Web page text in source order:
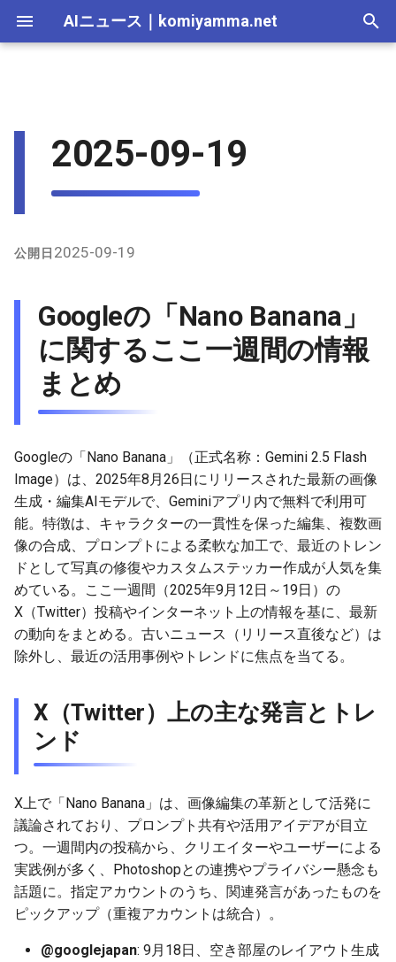
AIニュース komiyamma.net
a
l
e
a
h
2026-07-16
2026-07-12
2026-07-09
2026-07-08
2026-07-07
2026-07-06
2026-07-05
2026-07-03
2026-07-01
2026-06-30
2026-06-29
2026-06-28
AI 総合｜2025年 2025-12-30
2025-12-26
2025-12-23
2025-12-22
2025-12-21
2025-12-20
2025-12-19
2025-12-17
2025-12-15
2025-12-14
2025-12-13
2025-12-12
2026-07-16
2026-07-12
2026-07-09
2026-07-08
2026-07-07
2026-07-06
2026-07-05
2026-07-03
2026-07-01
2026-06-30
2026-06-29
2026-06-28
生成AI｜2025年 2025-12-30
2025-12-26
2025-12-23
2025-12-22
2025-12-21
2025-12-20
2025-12-19
2025-12-17
2025-12-15
2025-12-14
2025-12-13
2025-12-12
2026-07-05
2026-05-31
2026-05-10
2026-05-03
2026-04-26
2026-04-19
2026-04-15
2026-07-10
2026-06-12
2026-07-05
2026-06-07
2026-05-17
2026-05-10
2026-05-03
2026-04-26
2026-04-19
2026-04-05
2026-03-22
2026-03-15
2026-03-08
2026-03-01
エディタ－｜2025年 2025-12-21
2025-11-30
2025-11-09
2025-11-02
2025-10-26
2025-10-19
2025-10-12
2025-10-02
2025-09-24
2025-09-21
2025-09-19
2026-07-05
2026-06-07
2026-05-17
2026-05-10
2026-05-03
2026-04-26
2026-04-19
2026-04-05
2026-03-22
2026-03-15
2026-03-08
2026-03-01
2026-07-05
2026-06-07
2026-05-17
2026-05-10
2026-05-03
2026-04-26
2026-04-19
2026-04-05
2026-03-22
2026-03-15
2026-03-08
2026-03-01
MCP｜2025年 2025-12-21
2025-11-23
2025-11-02
2025-10-26
2025-10-19
2025-10-12
2025-10-05
2026-07-16
2026-07-14
2026-07-12
2026-07-11
2026-07-10
2026-07-09
2026-07-08
2026-07-07
2026-07-05
2026-07-04
2026-07-02
2026-07-01
2026-06-30
2026-06-29
2026-06-28
2026-06-26
関するここ一週間の情報まと
2026-07-05
2026-06-07
2026-05-17
2026-05-10
2026-05-03
2026-04-26
2026-04-19
2026-04-05
2026-03-22
2026-03-15
2026-03-08
2026-03-01
Adobe Firefly｜2025年 2025-12-21
2025-11-23
2025-11-02
2025-10-26
2025-10-19
2025-10-12
2025-10-05
2025-09-27
2026-07-05
2026-06-14
2026-07-05
2026-06-07
2026-05-03
2026-04-26
2026-04-19
2026-04-12
2026-04-07
2026-03-29
2026-03-15
2026-03-08
2026-03-01
2026-02-22
2026-07-16
2026-07-12
2026-07-08
2026-07-07
2026-07-06
2026-07-05
2026-07-04
2026-07-02
2026-06-30
2026-06-28
2026-06-26
2026-06-25
Veo｜2025年 2025-12-30
2025-12-26
2025-12-23
2025-12-22
2025-12-21
2025-12-20
2025-12-19
2025-12-17
2025-12-15
2025-12-14
2025-12-13
2025-12-12
2026-07-05
2026-06-07
2026-05-17
2026-05-10
2026-05-03
2026-04-26
2026-04-19
2026-04-05
2026-03-22
2026-03-15
2026-03-08
2026-03-01
Suno｜2025年 2025-12-21
2026-07-15
2026-07-11
2026-07-08
2026-07-07
2026-07-06
2026-07-05
2026-07-04
2026-07-02
2026-06-30
2026-06-29
2026-06-28
2026-06-27
2026-07-04
2026-06-10
2026-05-23
2026-05-19
2026-05-18
2026-07-04
2026-06-06
2026-05-19
2026-07-15
2026-07-11
2026-07-07
2026-07-06
2026-07-05
2026-07-04
2026-07-02
2026-06-30
2026-06-28
2026-06-25
2026-06-24
2026-06-23
2026-07-05
2026-06-07
2026-05-17
2026-05-10
2026-05-03
2026-04-26
2026-04-19
2026-04-05
2025-09-19
公開日 2025-09-19
Googleの「Nano Banana」
に関するここ一週間の情報
まとめ
Googleの「Nano Banana」（正式名称：Gemini 2.5 Flash
Image）は、2025年8月26日にリリースされた最新の画像
生成・編集AIモデルで、Geminiアプリ内で無料で利用可
能。特徴は、キャラクターの一貫性を保った編集、複数画
像の合成、プロンプトによる柔軟な加工で、最近のトレン
ドとして写真の修復やカスタムステッカー作成が人気を集
めている。ここ一週間（2025年9月12日～19日）の
X（Twitter）投稿やインターネット上の情報を基に、最新
の動向をまとめる。古いニュース（リリース直後など）は
除外し、最近の活用事例やトレンドに焦点を当てる。
X（Twitter）上の主な発言とトレ
ンド
X上で「Nano Banana」は、画像編集の革新として活発に
議論されており、プロンプト共有や活用アイデアが目立
つ。一週間内の投稿から、クリエイターやユーザーによる
実践例が多く、Photoshopとの連携やプライバシー懸念も
話題に。指定アカウントのうち、関連発言があったものを
ピックアップ（重複アカウントは統合）。
@googlejapan: 9月18日、空き部屋のレイアウト生成